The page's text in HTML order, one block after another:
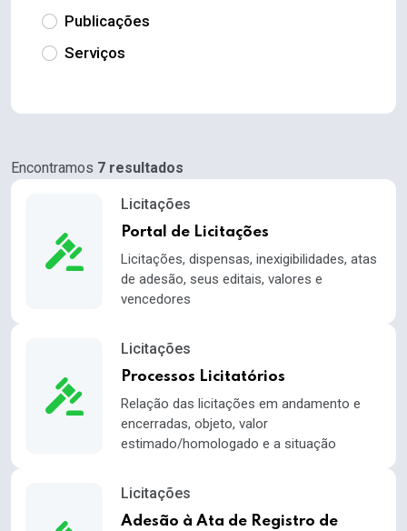
Publicações
Serviços
Encontramos 7 resultados
Licitações
Portal de Licitações
Licitações, dispensas, inexigibilidades, atas
de adesão, seus editais, valores e
vencedores
Licitações
Processos Licitatórios
Relação das licitações em andamento e
encerradas, objeto, valor
estimado/homologado e a situação
Licitações
Adesão à Ata de Registro de